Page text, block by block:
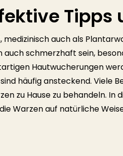
Tipps
medizinisch auch als
auch schmerzhaft sein,
Hautwucherungen
häufig ansteckend. Viele
zu Hause zu behandeln.
Warzen auf natürliche